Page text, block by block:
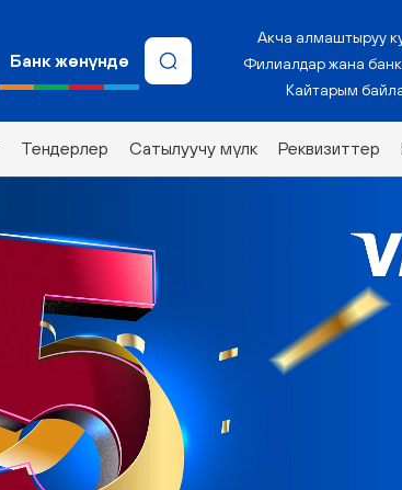
Банк жөнүндө
Тендерлер Сатылуучу мүлк Реквизиттер
Акча алмаштыруу
Филиалдар жана
Кайтарым